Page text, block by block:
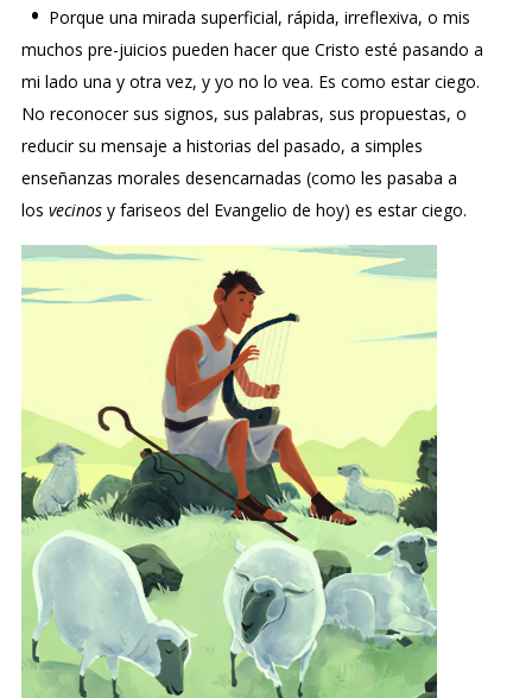
• Porque una mirada superficial, rápida, irreflexiva, o mis
muchos pre-juicios pueden hacer que Cristo esté pasando a
mi lado una y otra vez, y yo no lo vea. Es como estar ciego.
No reconocer sus signos, sus palabras, sus propuestas, o
reducir su mensaje a historias del pasado, a simples
enseñanzas morales desencarnadas (como les pasaba a
losvecinos y fariseos del Evangelio de hoy) es estar ciego.